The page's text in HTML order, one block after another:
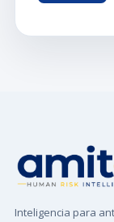
Inteligencia para